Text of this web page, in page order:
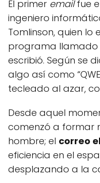
El primer emailfue
ingeniero
Tomlinson, quien lo
programa llamado
escribió. Según se
algo así como
tecleado al azar,
Desde aquel
comenzó a formar
hombre; el correo
eficiencia en el
desplazando a la